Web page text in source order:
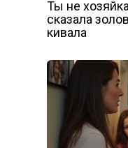
Ты не
сказала
кивала